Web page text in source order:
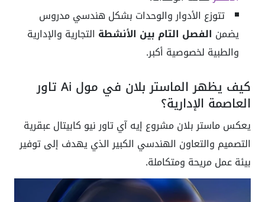
تتوزع الأدوار والوحدات بشكل هندسي مدروس
يضمن الفصل التام بين الأنشطة التجارية والإدارية
والطبية لخصوصية أكبر.
كيف يظهر الماستر بلان في مول Ai تاور
العاصمة الإدارية؟
يعكس ماستر بلان مشروع إيه آي تاور نيو كابيتال عبقرية
التصميم والتعاون الهندسي الكبير الذي يهدف إلى توفير
بيئة عمل مريحة ومتكاملة.